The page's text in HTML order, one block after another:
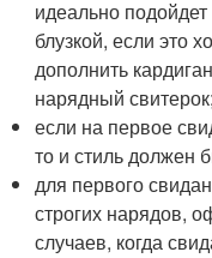
идеально
блузкой, если это
дополнить
нарядный свитерок;
если на первое
то и стиль должен
для первого
строгих нарядов,
случаев, когда